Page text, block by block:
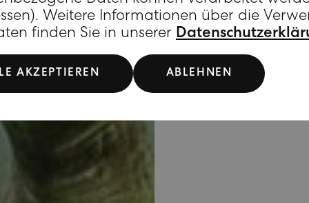
Weitere Informationen über die
finden Sie in unserer
AKZEPTIEREN ABLEHNEN
Für
im